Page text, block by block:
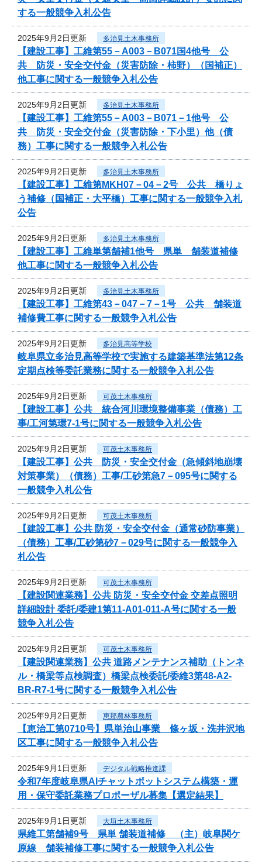
する一般競争入札公告
2025年9月2日更新 多治見土木事務所
【建設工事】工維第55－A003－B071国4他号 公
共 防災・安全交付金（災害防除・柿野）（国補正）
他工事に関する一般競争入札公告
2025年9月2日更新 多治見土木事務所
【建設工事】工維第55－A003－B071－1他号 公
共 防災・安全交付金（災害防除・下小里）他（債
務）工事に関する一般競争入札公告
2025年9月2日更新 多治見土木事務所
【建設工事】工維第MKH07－04－2号 公共 橋りょ
う補修（国補正・大平橋）工事に関する一般競争入札
公告
2025年9月2日更新 多治見土木事務所
【建設工事】工維単第舗補1他号 県単 舗装道補修
他工事に関する一般競争入札公告
2025年9月2日更新 多治見土木事務所
【建設工事】工維第43－047－7－1号 公共 舗装道
補修費工事に関する一般競争入札公告
2025年9月2日更新 多治見高等学校
岐阜県立多治見高等学校で実施する建築基準法第12条
定期点検等委託業務に関する一般競争入札公告
2025年9月2日更新 可茂土木事務所
【建設工事】公共 統合河川環境整備事業（債務）工
事/工河第環7-1号に関する一般競争入札公告
2025年9月2日更新 可茂土木事務所
【建設工事】公共 防災・安全交付金（急傾斜地崩壊
対策事業）（債務）工事/工砂第急7－095号に関する
一般競争入札公告
2025年9月2日更新 可茂土木事務所
【建設工事】公共 防災・安全交付金（通常砂防事業）
（債務）工事/工砂第砂7－029号に関する一般競争入
札公告
2025年9月2日更新 可茂土木事務所
【建設関連業務】公共 防災・安全交付金 交差点照明
詳細設計 委託/委建1第11-A01-011-A号に関する一般
競争入札公告
2025年9月2日更新 可茂土木事務所
【建設関連業務】公共 道路メンテナンス補助（トンネ
ル・橋梁等点検調査）橋梁点検委託/委維3第48-A2-
BR-R7-1号に関する一般競争入札公告
2025年9月2日更新 恵那農林事務所
【恵治工第0710号】県単治山事業 條ヶ坂・洗井沢地
区工事に関する一般競争入札公告
2025年9月1日更新 デジタル戦略推進課
令和7年度岐阜県AIチャットボットシステム構築・運
用・保守委託業務プロポーザル募集【選定結果】
2025年9月1日更新 大垣土木事務所
県維工第舗補9号 県単 舗装道補修 （主）岐阜関ケ
原線 舗装補修工事に関する一般競争入札公告